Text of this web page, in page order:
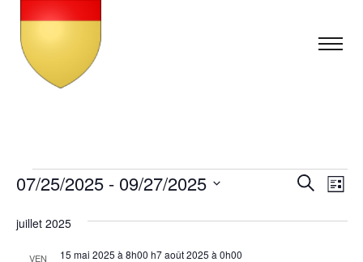
Évènements Recherche
Liste
07/25/2025 - 09/27/2025
une
date.
juillet 2025
VEN 15 mai 2025 à 8h00 h7 août 2025 à 0h00